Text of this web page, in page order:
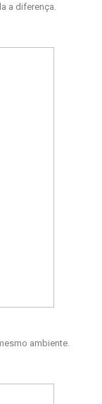
a diferença.
ambiente.